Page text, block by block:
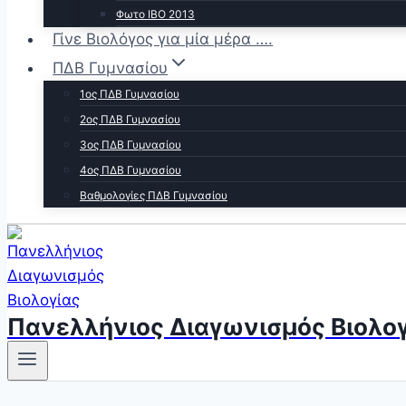
Φωτο ΙΒΟ 2013
Γίνε Βιολόγος για μία μέρα ….
ΠΔΒ Γυμνασίου
1ος ΠΔΒ Γυμνασίου
2ος ΠΔΒ Γυμνασίου
3ος ΠΔΒ Γυμνασίου
4ος ΠΔΒ Γυμνασίου
Βαθμολογίες ΠΔΒ Γυμνασίου
Πανελλήνιος Διαγωνισμός